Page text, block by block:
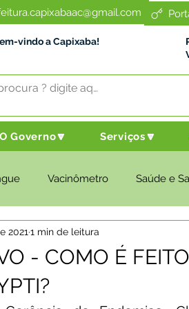
vindo a Capixaba!
O Governo🔽 Serviços🔽
Vacinômetro Saúde e
e Meio Ambiente
e Governo
- COMO É
2021 1 min de leitura